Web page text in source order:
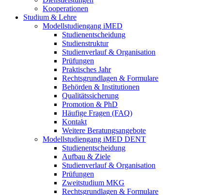
Kooperationen
Studium & Lehre
Modellstudiengang iMED
Studienentscheidung
Studienstruktur
Studienverlauf & Organisation
Prüfungen
Praktisches Jahr
Rechtsgrundlagen & Formulare
Behörden & Institutionen
Qualitätssicherung
Promotion & PhD
Häufige Fragen (FAQ)
Kontakt
Weitere Beratungsangebote
Modellstudiengang iMED DENT
Studienentscheidung
Aufbau & Ziele
Studienverlauf & Organisation
Prüfungen
Zweitstudium MKG
Rechtsgrundlagen & Formulare